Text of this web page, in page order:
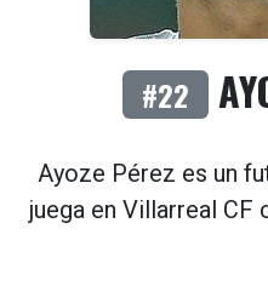
#22
Ayoze Pérez es un
juega en Villarreal CF